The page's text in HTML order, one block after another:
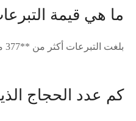
ما هي قيمة
بلغت التبرعات أكثر من **377 مليون ريال**.
كم عدد الحجاج